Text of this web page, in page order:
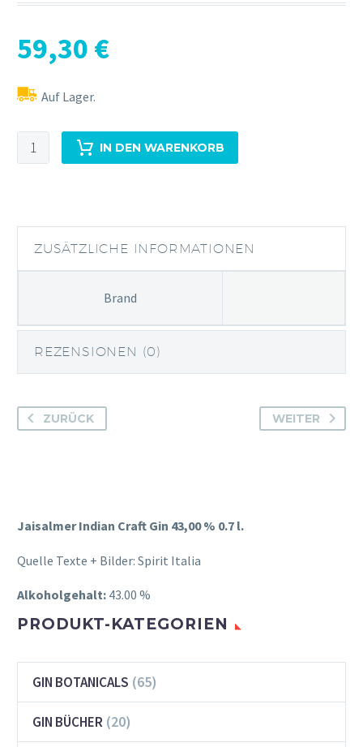
59,30 €
Auf Lager.
Jaisalmer
Indian
IN DEN WARENKORB
ZUSÄTZLICHE INFORMATIONEN
Brand
REZENSIONEN (0)
ZURÜCK WEITER
Jaisalmer Indian Craft Gin 43,00 % 0.7 l.
Quelle Texte + Bilder: Spirit Italia
Alkoholgehalt: 43.00 %
PRODUKT-KATEGORIEN
GIN BOTANICALS (65)
GIN BÜCHER (20)